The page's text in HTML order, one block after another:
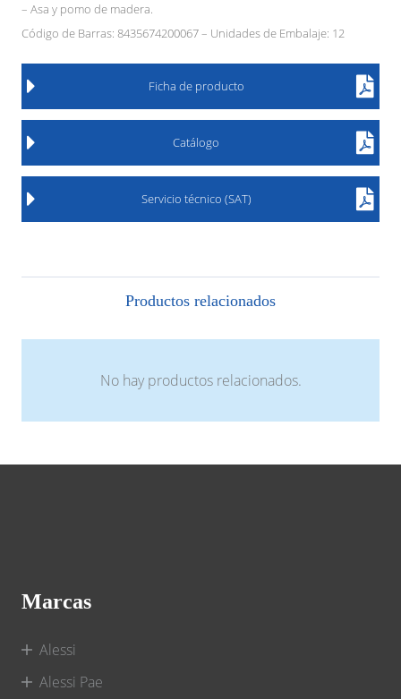
– Asa y pomo de madera.
Código de Barras: 8435674200067 – Unidades de Embalaje: 12
Ficha de producto
Catálogo
Servicio técnico (SAT)
Productos relacionados
No hay productos relacionados.
Marcas
Alessi
Alessi Pae